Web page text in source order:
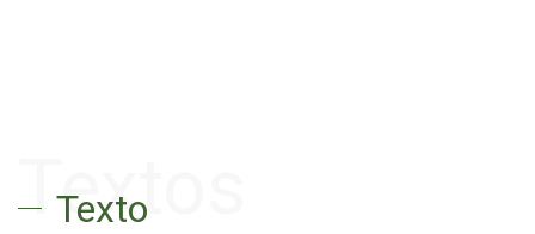
Textos
Texto